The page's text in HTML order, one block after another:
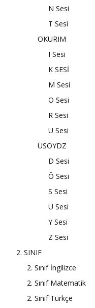
N Sesi
T Sesi
OKURIM
I Sesi
K SESİ
M Sesi
O Sesi
R Sesi
U Sesi
ÜSÖYDZ
D Sesi
Ö Sesi
S Sesi
Ü Sesi
Y Sesi
Z Sesi
2. SINIF
2. Sınıf İngilizce
2. Sınıf Matematik
2. Sınıf Türkçe